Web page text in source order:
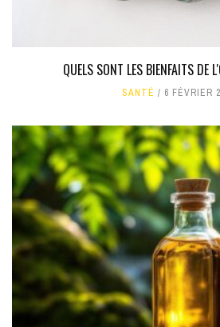
QUELS SONT LES BIENFAITS DE
SANTÉ 6 FÉVRIER